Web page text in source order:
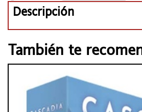
Descripción
También te